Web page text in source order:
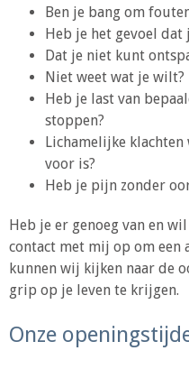
Ben je bang om
Heb je het gevoel dat
Dat je niet kunt
Niet weet wat je wilt?
Heb je last van
stoppen?
Lichamelijke klachten
voor is?
Heb je pijn zonder
Heb je er genoeg van en
contact met mij op om een
kunnen wij kijken naar de
grip op je leven te krijgen.
Onze